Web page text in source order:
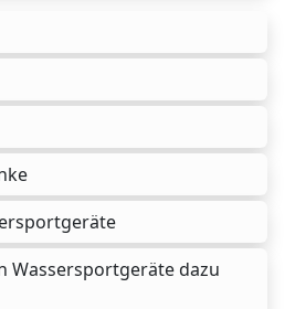
Wassersportgeräte dazu